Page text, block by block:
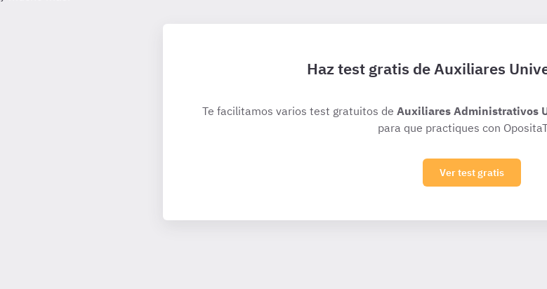
Haz test gratis de Auxiliares
Te facilitamos varios test gratuitos de Auxiliares Administrativos
para que practiques con
Ver test gratis